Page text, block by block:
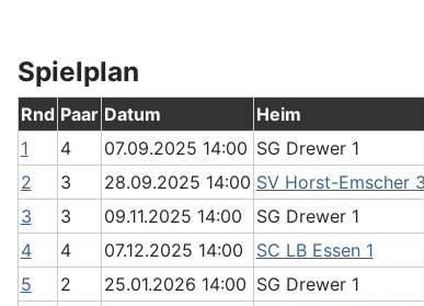
Spielplan
Rnd Paar Datum Heim
1
4 07.09.2025 14:00 SG Drewer 1
2
3 28.09.2025 14:00 SV Horst-Emscher 3
3
3 09.11.2025 14:00 SG Drewer 1
4
4 07.12.2025 14:00 SC LB Essen 1
5
2 25.01.2026 14:00 SG Drewer 1